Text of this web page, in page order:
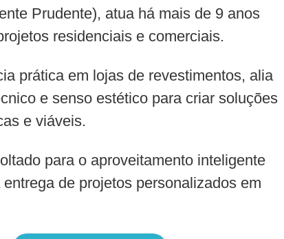
Prudente), atua há mais de 9 anos
residenciais e comerciais.
prática em lojas de revestimentos, alia
e senso estético para criar soluções
e viáveis.
para o aproveitamento inteligente
de projetos personalizados em